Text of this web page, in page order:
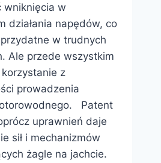
wniknięcia w
działania napędów, co
w trudnych
Ale przede wszystkim
z
prowadzenia
Patent
uprawnień daje
sił i mechanizmów
żagle na jachcie.